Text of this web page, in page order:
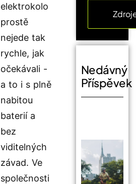
elektrokolo
prostě
nejede tak
rychle, jak
očekávali -
a to i s plně
nabitou
baterií a
bez
viditelných
závad. Ve
společnosti
Nedávný
Příspěvek